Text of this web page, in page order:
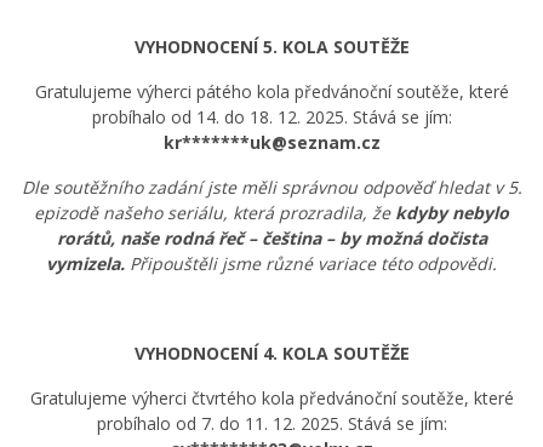
VYHODNOCENÍ 5. KOLA SOUTĚŽE
Gratulujeme výherci pátého kola předvánoční soutěže, které
probíhalo od 14. do 18. 12. 2025. Stává se jím:
kr*******uk@seznam.cz
Dle soutěžního zadání jste měli správnou odpověď hledat v 5.
epizodě našeho seriálu, která prozradila, že kdyby nebylo
rorátů, naše rodná řeč – čeština – by možná dočista
vymizela. Připouštěli jsme různé variace této odpovědi.
VYHODNOCENÍ 4. KOLA SOUTĚŽE
Gratulujeme výherci čtvrtého kola předvánoční soutěže, které
probíhalo od 7. do 11. 12. 2025. Stává se jím: